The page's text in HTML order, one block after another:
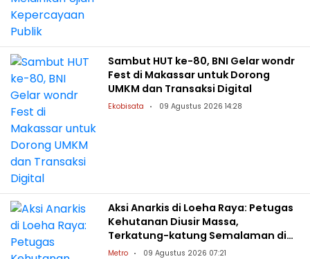
Sambut HUT ke-80, BNI Gelar wondr
Fest di Makassar untuk Dorong
UMKM dan Transaksi Digital
Ekobisata 09 Agustus 2026 14:28
Aksi Anarkis di Loeha Raya: Petugas
Kehutanan Diusir Massa,
Terkatung-katung Semalaman di
Danau Towuti
Metro 09 Agustus 2026 07:21